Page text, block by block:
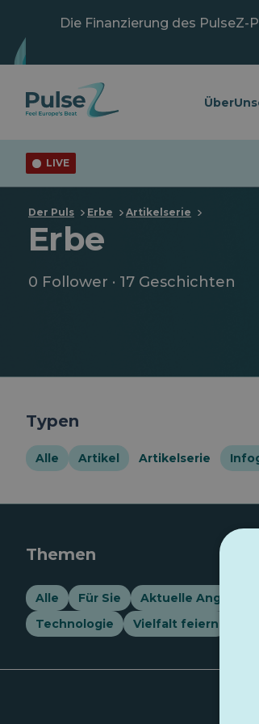
Hauptinhalt
springen
Die Finanzierung des
Über
LIVE
Der Puls Erbe Artikelserie
Erbe
0 Follower · 17 Geschichten
Typen
Alle Artikel Artikelserie
Themen
Alle Für Sie Aktuelle
Technologie
Vielfalt feiern